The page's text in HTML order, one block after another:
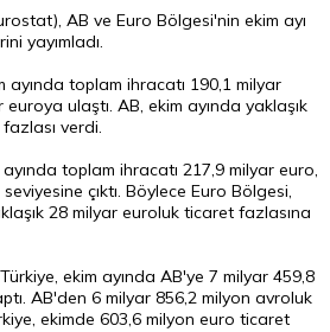
AB ve Euro Bölgesi'nin ekim ayı
yayımladı.
ayında toplam ihracatı 190,1 milyar
ulaştı. AB, ekim ayında yaklaşık
verdi.
toplam ihracatı 217,9 milyar euro,
çıktı. Böylece Euro Bölgesi,
28 milyar euroluk ticaret fazlasına
ekim ayında AB'ye 7 milyar 459,8
AB'den 6 milyar 856,2 milyon avroluk
ekimde 603,6 milyon euro ticaret